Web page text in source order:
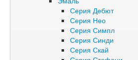
Серия Дебют
Серия Нео
Серия Симпл
Серия Синди
Серия Скай